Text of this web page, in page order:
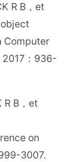
R B，et
Computer
2017：936-
R B，et
on
3007.